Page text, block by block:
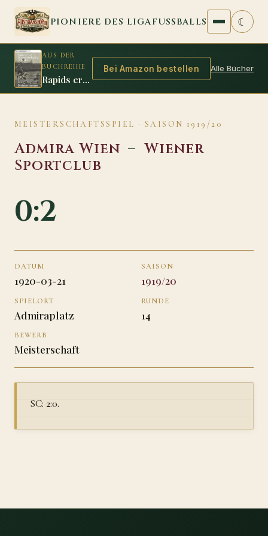
Zum Inhalt springen
PIONIERE DES LIGAFUSSBALLS ☾
AUS DER
BUCHREIHE
Rapids erste Titelverteidigung 1912/13
Bei Amazon bestellen Alle Bücher
MEISTERSCHAFTSSPIEL · SAISON 1919/20
Admira Wien –Wiener
Sportclub
0:2
DATUM
1920-03-21
SAISON
1919/20
SPIELORT
Admiraplatz
RUNDE
14
BEWERB
Meisterschaft
SC: 2:0.